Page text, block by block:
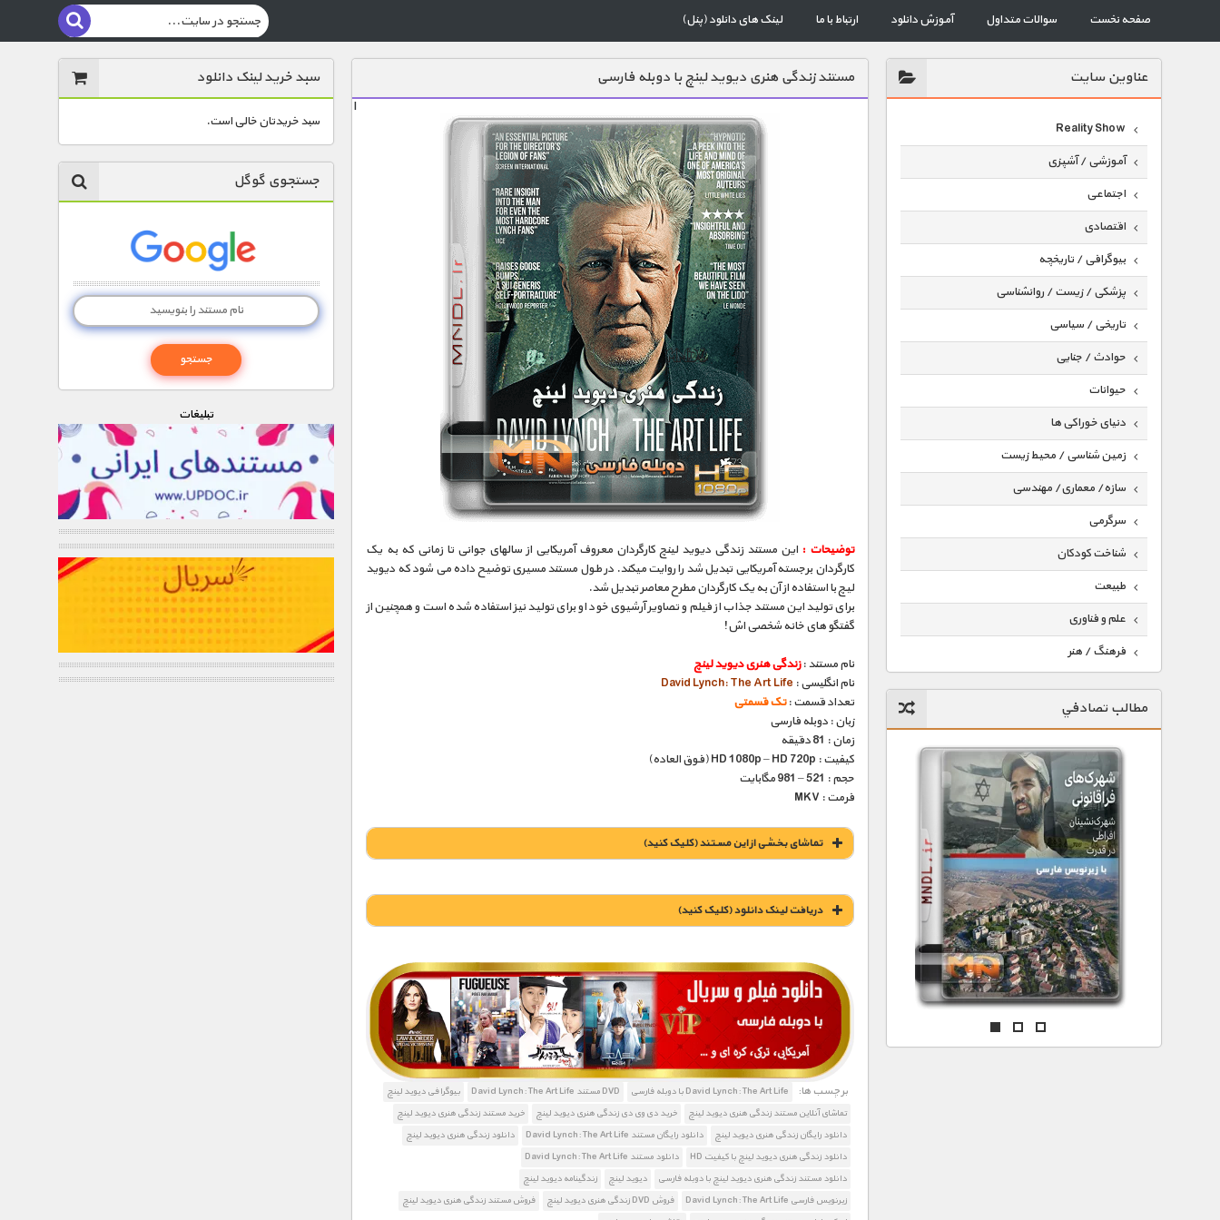
صفحه نخست سوالات متداول آموزش دانلود ارتباط با ما لینک های دانلود (پنل)
عناوين سايت
Reality Show
آموزشی / آشپزی
اجتماعی
اقتصادی
بیوگرافی / تاریخچه
پزشکی / زیست / روانشناسی
تاریخی / سیاسی
حوادث / جنایی
حیوانات
دنیای خوراکی ها
زمین شناسی / محیط زیست
سازه/ معماری/ مهندسی
سرگرمی
شناخت کودکان
طبیعت
علم و فناوری
فرهنگ / هنر
گردشگری
ماورایی
مسابقات / ورزشی
مستند های اختصاصی
مطالب تصادفي
مستند زندگی هنری دیوید لینچ با دوبله فارسی
ا
توضیحات : این مستند زندگی دیوید لینچ کارگردان معروف آمریکایی از سالهای جوانی تا زمانی که به یک
کارگردان برجسته آمریکایی تبدیل شد را روایت میکند. در طول مستند مسیری توضیح داده می شود که دیوید
لیچ با استفاده از آن به یک کارگردان مطرح معاصر تبدیل شد.
برای تولید این مستند جذاب از فیلم و تصاویر آرشیوی خود او برای تولید نیز استفاده شده است و همچنین از
گفتگو های خانه شخصی اش!
نام مستند :زندگی هنری دیوید لینچ
نام انگلیسی : David Lynch: The Art Life
تعداد قسمت :تک قسمتی
زبان : دوبله فارسی
زمان : 81 دقیقه
کیفیت : HD 1080p – HD 720p (فوق العاده)
حجم : 521 – 981 مگابایت
فرمت : MKV
تماشای بخشی از این مستند (کلیک کنید)
دریافت لينک دانلود (کليک کنيد)
1900 تومان – خريد لينک دانلود (افزودن به سبد خريد)
برچسب ها: David Lynch: The Art Life با دوبله فارسی DVD مستند David Lynch: The Art Life
بیوگرافی دیوید لینچ
تماشای آنلاین مستند زندگی هنری دیوید لینچ
خرید دی وی دی زندگی هنری دیوید لینچ
خرید مستند زندگی هنری دیوید لینچ
دانلود رایگان زندگی هنری دیوید لینچ
دانلود رایگان مستند David Lynch: The Art Life
دانلود زندگی هنری دیوید لینچ
دانلود زندگی هنری دیوید لینچ با کیفیت HD
دانلود مستند David Lynch: The Art Life
دانلود مستند زندگی هنری دیوید لینچ با دوبله فارسی
دیوید لینچ
زندگینامه دیوید لینچ
زیرنویس فارسی David Lynch: The Art Life
فروش DVD زندگی هنری دیوید لینچ
فروش مستند زندگی هنری دیوید لینچ
سبد خرید لینک دانلود
سبد خریدتان خالی است.
جستجوی گوگل
تبليغات